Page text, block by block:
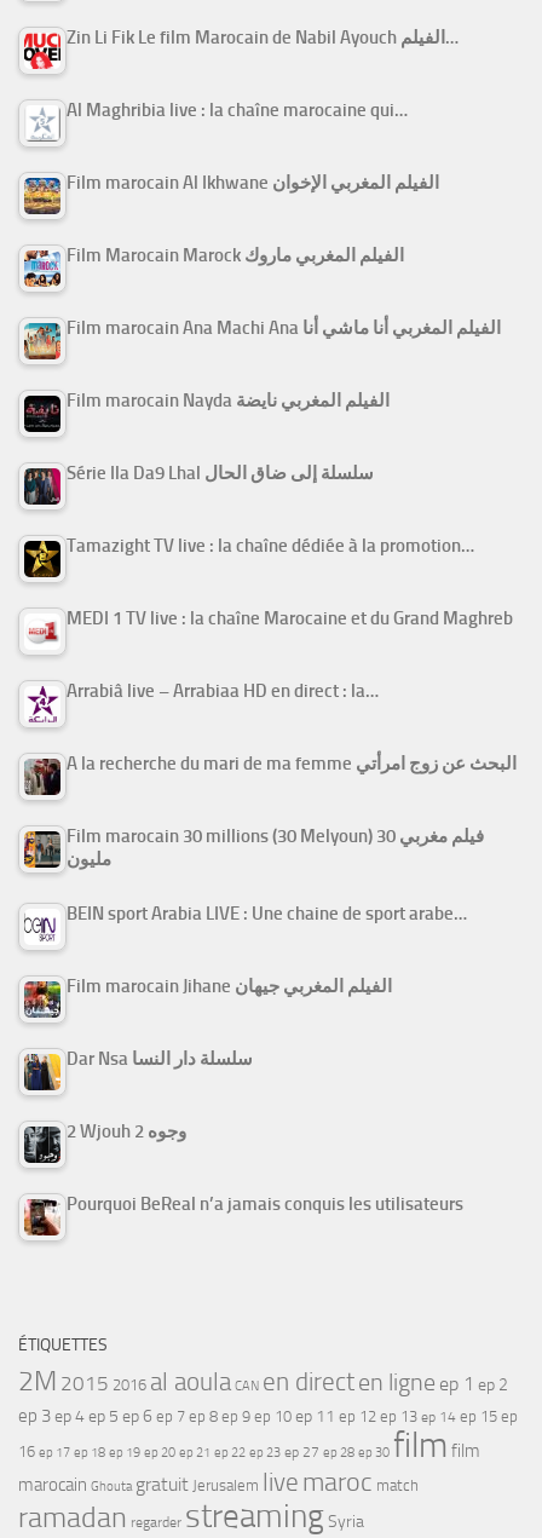
Zin Li Fik Le film Marocain de Nabil Ayouch الفيلم…
Al Maghribia live : la chaîne marocaine qui…
Film marocain Al Ikhwane الفيلم المغربي الإخوان
Film Marocain Marock الفيلم المغربي ماروك
Film marocain Ana Machi Ana الفيلم المغربي أنا ماشي أنا
Film marocain Nayda الفيلم المغربي نايضة
Série Ila Da9 Lhal سلسلة إلى ضاق الحال
Tamazight TV live : la chaîne dédiée à la promotion…
MEDI 1 TV live : la chaîne Marocaine et du Grand Maghreb
Arrabiâ live – Arrabiaa HD en direct : la…
A la recherche du mari de ma femme البحث عن زوج امرأتي
Film marocain 30 millions (30 Melyoun) فيلم مغربي 30
مليون
BEIN sport Arabia LIVE : Une chaine de sport arabe…
Film marocain Jihane الفيلم المغربي جيهان
Dar Nsa سلسلة دار النسا
2 Wjouh 2 وجوه
Pourquoi BeReal n’a jamais conquis les utilisateurs
ÉTIQUETTES
2M 2015 2016 al aoula CAN en directen ligne ep 1 ep 2
ep 3ep 4ep 5 ep 6 ep 7 ep 8 ep 9 ep 10 ep 11 ep 12 ep 13 ep 14 ep 15 ep
16 ep 17 ep 18 ep 19 ep 20 ep 21 ep 22 ep 23 ep 27 ep 28 ep 30 film film
marocain Ghouta gratuit Jerusalem live maroc match
ramadan regarder streamingSyria